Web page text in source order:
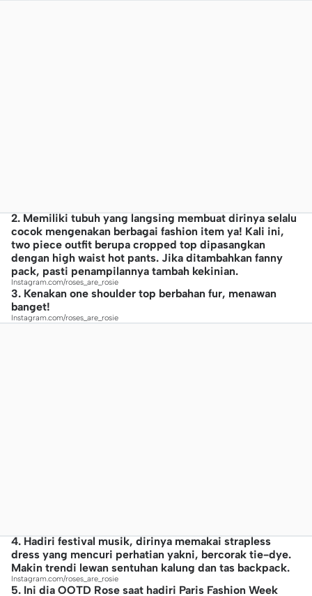
2. Memiliki tubuh yang langsing membuat dirinya selalu
cocok mengenakan berbagai fashion item ya! Kali ini,
two piece outfit berupa cropped top dipasangkan
dengan high waist hot pants. Jika ditambahkan fanny
pack, pasti penampilannya tambah kekinian.
Instagram.com/roses_are_rosie
3. Kenakan one shoulder top berbahan fur, menawan
banget!
Instagram.com/roses_are_rosie
4. Hadiri festival musik, dirinya memakai strapless
dress yang mencuri perhatian yakni, bercorak tie-dye.
Makin trendi lewan sentuhan kalung dan tas backpack.
Instagram.com/roses_are_rosie
5. Ini dia OOTD Rose saat hadiri Paris Fashion Week